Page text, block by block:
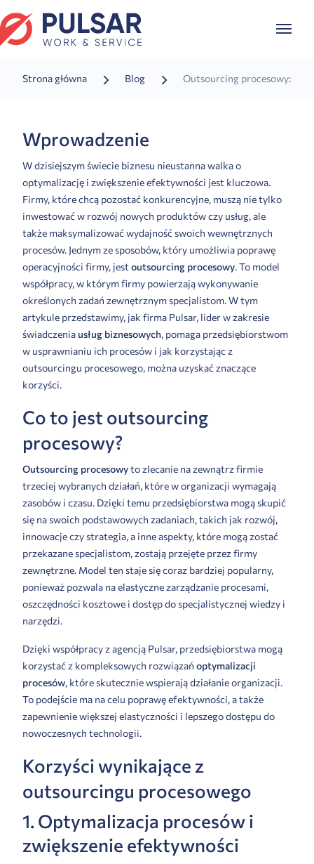
Strona główna Blog Outsourcing procesowy: Jak
Wprowadzenie
W dzisiejszym świecie biznesu nieustanna walka o
optymalizację i zwiększenie efektywności jest kluczowa.
Firmy, które chcą pozostać konkurencyjne, muszą nie tylko
inwestować w rozwój nowych produktów czy usług, ale
także maksymalizować wydajność swoich wewnętrznych
procesów. Jednym ze sposobów, który umożliwia poprawę
operacyjności firmy, jestoutsourcing procesowy. To model
współpracy, w którym firmy powierzają wykonywanie
określonych zadań zewnętrznym specjalistom. W tym
artykule przedstawimy, jak firma Pulsar, lider w zakresie
świadczenia usług biznesowych, pomaga przedsiębiorstwom
w usprawnianiu ich procesów i jak korzystając z
outsourcingu procesowego, można uzyskać znaczące
korzyści.
Co to jest outsourcing
procesowy?
Outsourcing procesowyto zlecanie na zewnątrz firmie
trzeciej wybranych działań, które w organizacji wymagają
zasobów i czasu. Dzięki temu przedsiębiorstwa mogą skupić
się na swoich podstawowych zadaniach, takich jak rozwój,
innowacje czy strategia, a inne aspekty, które mogą zostać
przekazane specjalistom, zostają przejęte przez firmy
zewnętrzne. Model ten staje się coraz bardziej popularny,
ponieważ pozwala na elastyczne zarządzanie procesami,
oszczędności kosztowe i dostęp do specjalistycznej wiedzy i
narzędzi.
Dzięki współpracy z agencją Pulsar, przedsiębiorstwa mogą
korzystać z kompleksowych rozwiązań optymalizacji
procesów, które skutecznie wspierają działanie organizacji.
To podejście ma na celu poprawę efektywności, a także
zapewnienie większej elastyczności i lepszego dostępu do
nowoczesnych technologii.
Korzyści wynikające z
outsourcingu procesowego
1. Optymalizacja procesów i
zwiększenie efektywności